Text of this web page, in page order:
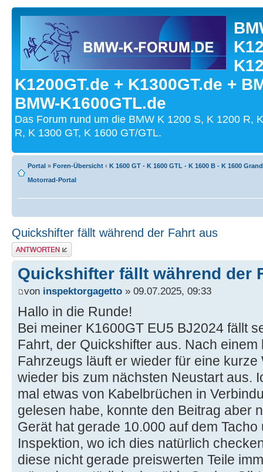
K1200GT.de + K1300GT.de +
BMW-K1600GTL.de
Das Forum rund um die BMW K 1200 S, K 1200 R,
R, K 1300 GT, K 1600 GT/GTL.
Portal » Foren-Übersicht ‹ K 1600 GT - K 1600 GTL - K 1600 B - K 1600
Motorrad-Portal
Quickshifter fällt während der Fahrt aus
Antwort schreiben
Quickshifter fällt während der
von inspektorgagetto » 09.07.2025, 09:33
Hallo in die Runde!
Bei meiner K1600GT EU5 BJ2024 fällt
Fahrt, der Quickshifter aus. Nach
Fahrzeugs läuft er wieder für eine kurze
wieder bis zum nächsten Neustart aus.
mal etwas von Kabelbrüchen in
gelesen habe, konnte den Beitrag aber
Gerät hat gerade 10.000 auf dem
Inspektion, wo ich dies natürlich
diese nicht gerade preiswerten Teile